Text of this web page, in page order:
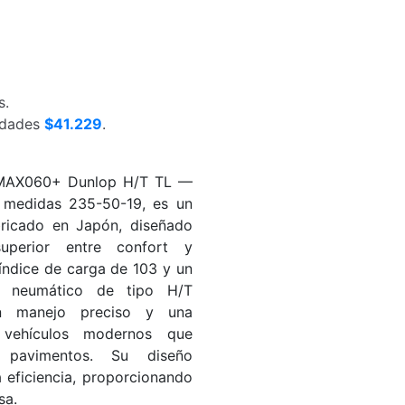
$41.229.
Dunlop H/T TL —
235-50-19, es un
en Japón, diseñado
entre confort y
de carga de 103 y un
neumático de tipo H/T
manejo preciso y una
modernos que
Su diseño
proporcionando